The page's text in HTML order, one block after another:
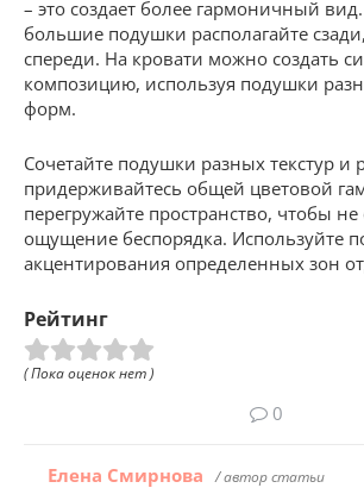
– это создает более гармоничный
большие подушки располагайте
спереди. На кровати можно создать
композицию, используя подушки
форм.
Сочетайте подушки разных текстур и
придерживайтесь общей цветовой
перегружайте пространство, чтобы не
ощущение беспорядка. Используйте
акцентирования определенных зон
Рейтинг
( Пока оценок нет )
0
Елена Смирнова / автор статьи